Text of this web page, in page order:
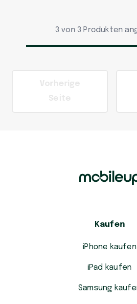
3 von 3 Produkten
Kaufen
iPhone kaufen
iPad kaufen
Samsung